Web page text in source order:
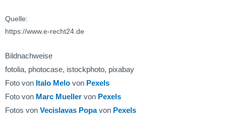
Quelle:
https://www.e-recht24.de
Bildnachweise
fotolia, photocase, istockphoto, pixabay
Foto von Italo Melo von Pexels
Foto von Marc Mueller von Pexels
Fotos von Vecislavas Popavon Pexels